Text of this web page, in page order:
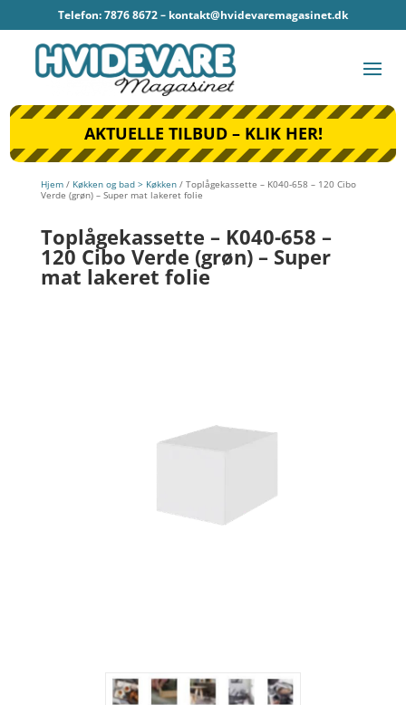
Telefon: 7876 8672 – kontakt@hvidevaremagasinet.dk
AKTUELLE TILBUD – KLIK HER!
Hjem/ Køkken og bad > Køkken/ Toplågekassette – K040-658 – 120 Cibo
Verde (grøn) – Super mat lakeret folie
Toplågekassette – K040-658 –
120 Cibo Verde (grøn) – Super
mat lakeret folie